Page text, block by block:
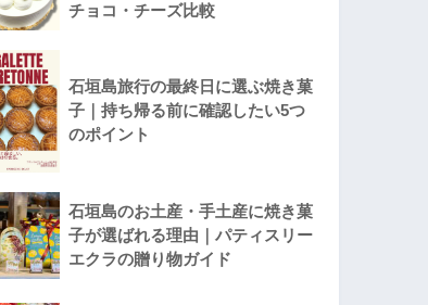
チョコ・チーズ比較
石垣島旅行の最終日に選ぶ焼き菓
子｜持ち帰る前に確認したい5つ
のポイント
石垣島のお土産・手土産に焼き菓
子が選ばれる理由｜パティスリー
エクラの贈り物ガイド